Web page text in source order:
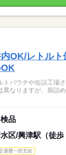
OK/レトルト
トパウチや缶詰工場
異なりますが、袋詰
品
区/興津駅（徒歩
通費一部支給